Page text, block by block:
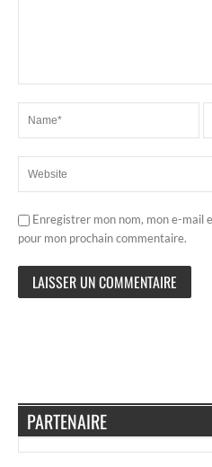
Enregistrer mon nom, mon e-mail
pour mon prochain commentaire.
PARTENAIRE